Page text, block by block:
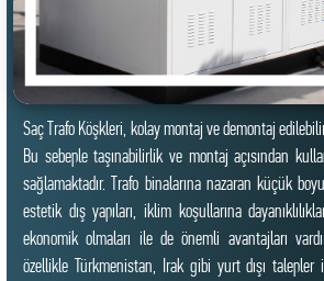
Saç Trafo Köşkleri, kolay montaj ve demontaj
Bu sebeple taşınabilirlik ve montaj açısından
sağlamaktadır. Trafo binalarına nazaran küçük
estetik dış yapıları, iklim koşullarına
ekonomik olmaları ile de önemli avantajları
özellikle Türkmenistan, Irak gibi yurt dışı talepler